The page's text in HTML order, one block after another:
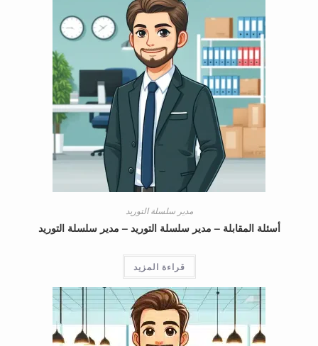
مدير سلسلة التوريد
أسئلة المقابلة – مدير سلسلة التوريد – مدير سلسلة التوريد
قراءة المزيد